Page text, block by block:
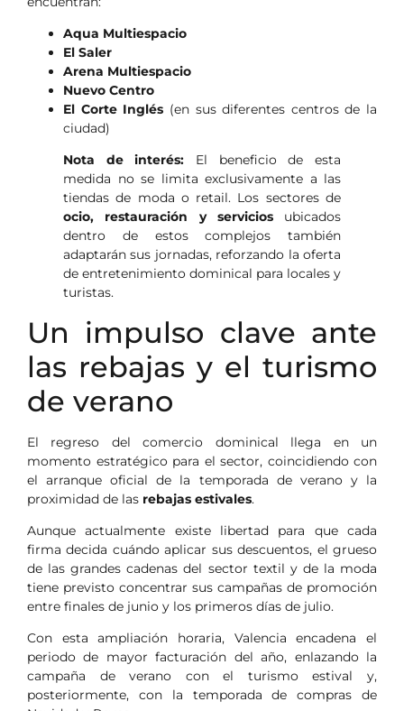
Aqua Multiespacio
El Saler
Arena Multiespacio
Nuevo Centro
El Corte Inglés (en sus diferentes centros de la
ciudad)
Nota de interés: El beneficio de esta
medida no se limita exclusivamente a las
tiendas de moda o retail. Los sectores de
ocio, restauración y serviciosubicados
dentro de estos complejos también
adaptarán sus jornadas, reforzando la oferta
de entretenimiento dominical para locales y
turistas.
Un impulso clave ante
las rebajas y el turismo
de verano
El regreso del comercio dominical llega en un
momento estratégico para el sector, coincidiendo con
el arranque oficial de la temporada de verano y la
proximidad de las rebajas estivales.
Aunque actualmente existe libertad para que cada
firma decida cuándo aplicar sus descuentos, el grueso
de las grandes cadenas del sector textil y de la moda
tiene previsto concentrar sus campañas de promoción
entre finales de junio y los primeros días de julio.
Con esta ampliación horaria, Valencia encadena el
periodo de mayor facturación del año, enlazando la
campaña de verano con el turismo estival y,
posteriormente, con la temporada de compras de